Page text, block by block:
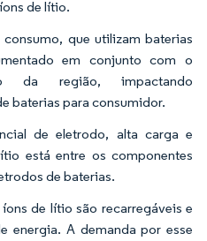
de lítio.
que utilizam baterias
em conjunto com o
da região, impactando
baterias para consumidor.
de eletrodo, alta carga e
está entre os componentes
de baterias.
de lítio são recarregáveis e
energia. A demanda por esse